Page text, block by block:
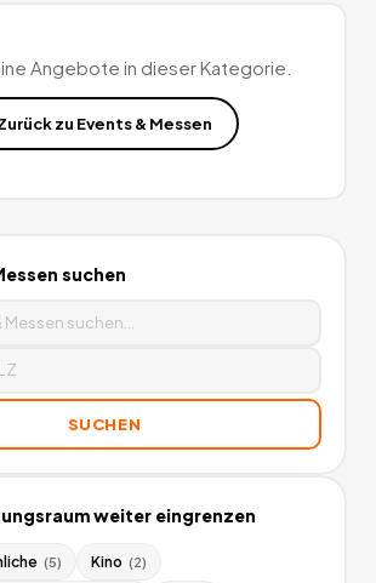
Angebote in dieser Kategorie.
zu Events & Messen
suchen
SUCHEN
weiter eingrenzen
(5) Kino (2)